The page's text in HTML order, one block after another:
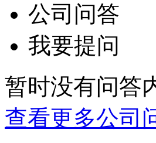
公司问答
我要提问
暂时没有问答
查看更多公司